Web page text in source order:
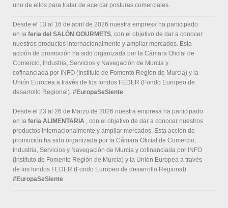
uno de ellos para tratar de acercar posturas comerciales.
Desde el 13 al 16 de abril de 2026 nuestra empresa ha participado
en la feria del SALÓN GOURMETS, con el objetivo de dar a conocer
nuestros productos internacionalmente y ampliar mercados. Esta
acción de promoción ha sido organizada por la Cámara Oficial de
Comercio, Industria, Servicios y Navegación de Murcia y
cofinanciada por INFO (Instituto de Fomento Región de Murcia) y la
Unión Europea a través de los fondos FEDER (Fondo Europeo de
desarrollo Regional). #EuropaSeSiente
Desde el 23 al 26 de Marzo de 2026 nuestra empresa ha participado
en la feria ALIMENTARIA , con el objetivo de dar a conocer nuestros
productos internacionalmente y ampliar mercados. Esta acción de
promoción ha sido organizada por la Cámara Oficial de Comercio,
Industria, Servicios y Navegación de Murcia y cofinanciada por INFO
(Instituto de Fomento Región de Murcia) y la Unión Europea a través
de los fondos FEDER (Fondo Europeo de desarrollo Regional).
#EuropaSeSiente